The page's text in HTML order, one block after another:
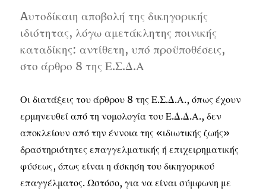
Aυτοδίκαιη αποβολή της δικηγορικής
ιδιότητας, λόγω αμετάκλητης ποινικής
καταδίκης: αντίθετη, υπό προϋποθέσεις,
στο άρθρο 8 της Ε.Σ.Δ.Α
Οι διατάξεις του άρθρου 8 της Ε.Σ.Δ.Α., όπως έχουν
ερμηνευθεί από τη νομολογία του Ε.Δ.Δ.Α., δεν
αποκλείουν από την έννοια της «ιδιωτικής ζωής»
δραστηριότητες επαγγελματικής ή επιχειρηματικής
φύσεως, όπως είναι η άσκηση του δικηγορικού
επαγγέλματος. Ωστόσο, για να είναι σύμφωνη με